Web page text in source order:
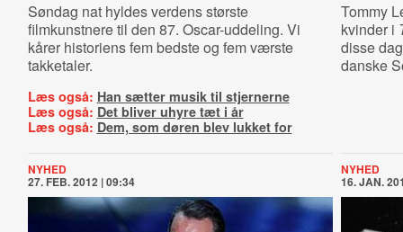
Søndag nat hyldes verdens største
filmkunstnere til den 87. Oscar-uddeling. Vi
kårer historiens fem bedste og fem værste
takketaler.
Læs også: Han sætter musik til stjernerne
Læs også: Det bliver uhyre tæt i år
Læs også: Dem, som døren blev lukket for
Tommy
kvinder i
disse
danske
NYHED
27. FEB. 2012 | 09:34
NYHED
16. JAN.